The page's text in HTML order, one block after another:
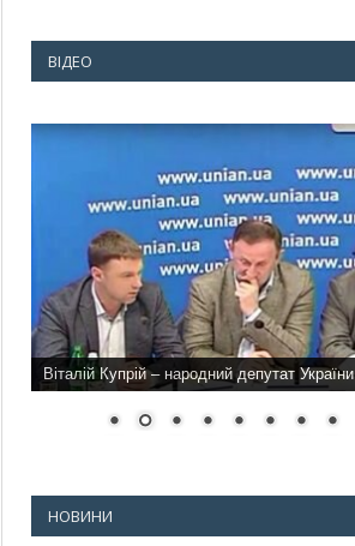
ВІДЕО
Віталій Купрій – народний депутат України
НОВИНИ